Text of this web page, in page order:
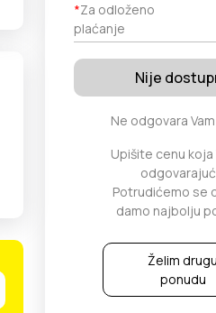
*Za odloženo
plaćanje
Nije
Ne odgovara
Upišite cenu koja
Potrudićemo se
damo najbolju
Želim drugu
ponudu